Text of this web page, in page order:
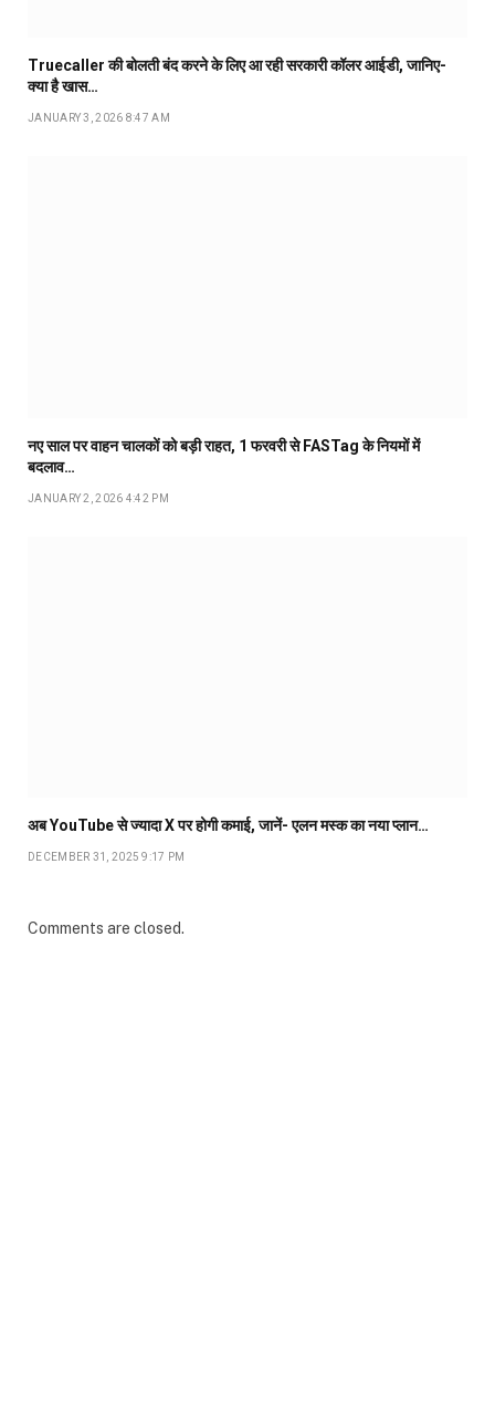
Truecaller की बोलती बंद करने के लिए आ रही सरकारी कॉलर आईडी, जानिए-
क्या है खास…
JANUARY 3, 2026 8:47 AM
नए साल पर वाहन चालकों को बड़ी राहत, 1 फरवरी से FASTag के नियमों में
बदलाव…
JANUARY 2, 2026 4:42 PM
अब YouTube से ज्यादा X पर होगी कमाई, जानें- एलन मस्क का नया प्लान…
DECEMBER 31, 2025 9:17 PM
Comments are closed.